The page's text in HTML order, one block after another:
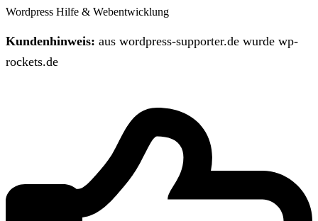
Wordpress Hilfe & Webentwicklung
Kundenhinweis: aus wordpress-supporter.de wurde wp-
rockets.de